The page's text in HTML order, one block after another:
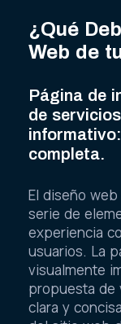
¿Qué
Web de
Página de
de
completa.
El diseño
serie de
experiencia
usuarios. La
visualmente
propuesta de
clara y